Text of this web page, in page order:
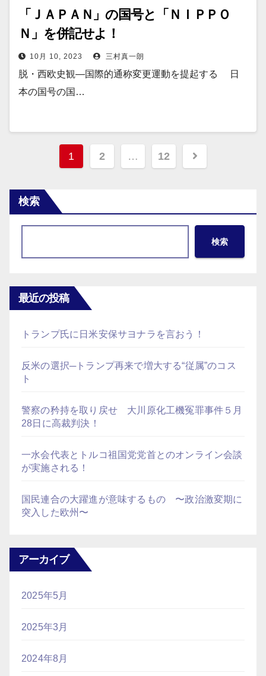
「ＪＡＰＡＮ」の国号と「ＮＩＰＰＯ
Ｎ」を併記せよ！
10月 10, 2023 三村真一朗
脱・西欧史観—国際的通称変更運動を提起する 日
本の国号の国…
投
の
ペ
ー
送
り
1 2 … 12
検索
検索
最近の投稿
トランプ氏に日米安保サヨナラを言おう！
反米の選択─トランプ再来で増大する“従属”のコス
ト
警察の矜持を取り戻せ 大川原化工機冤罪事件５月
28日に高裁判決！
一水会代表とトルコ祖国党党首とのオンライン会談
が実施される！
国民連合の大躍進が意味するもの 〜政治激変期に
突入した欧州〜
アーカイブ
2025年5月
2025年3月
2024年8月